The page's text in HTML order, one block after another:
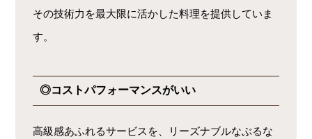
その技術力を最大限に活かした料理を提供していま
す。
◎コストパフォーマンスがいい
高級感あふれるサービスを、リーズナブルなぶるな